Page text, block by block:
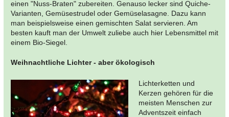
einen "Nuss-Braten" zubereiten. Genauso lecker sind Quiche-
Varianten, Gemüsestrudel oder Gemüselasagne. Dazu kann
man beispielsweise einen gemischten Salat servieren. Am
besten kauft man der Umwelt zuliebe auch hier Lebensmittel mit
einem Bio-Siegel.
Weihnachtliche Lichter - aber ökologisch
Lichterketten und
Kerzen gehören für die
meisten Menschen zur
Adventszeit einfach